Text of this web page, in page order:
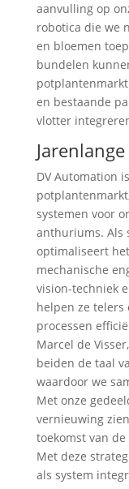
aanvulling op
robotica die we
en bloemen
bundelen
en bestaande
vlotter
DV Automation
systemen voor
anthuriums. Als
optimaliseert
mechanische
vision-techniek
helpen ze telers
processen
Marcel de
beiden de taal
waardoor we
Met onze
vernieuwing
toekomst van
Met deze
als system